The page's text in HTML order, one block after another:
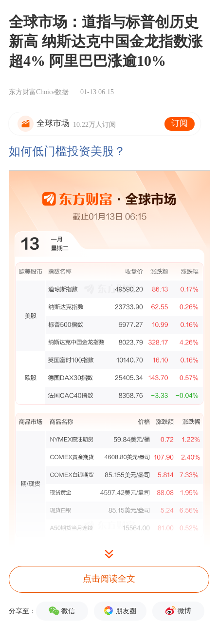
全球市场：道指与标普创历史
新高 纳斯达克中国金龙指数涨
超4% 阿里巴巴涨逾10%
东方财富Choice数据 01-13 06:15
全球市场 10.22万人订阅 订阅
如何低门槛投资美股？
点击阅读全文
分享至： 微信 朋友圈 微博